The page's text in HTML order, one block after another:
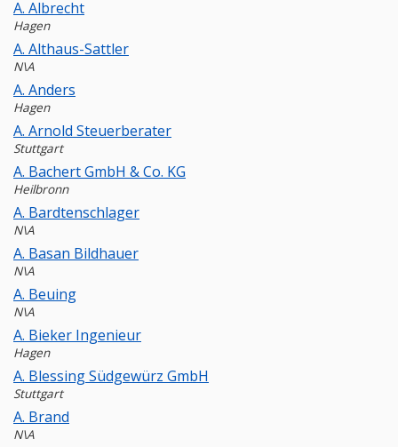
A. Albrecht
Hagen
A. Althaus-Sattler
N\A
A. Anders
Hagen
A. Arnold Steuerberater
Stuttgart
A. Bachert GmbH & Co. KG
Heilbronn
A. Bardtenschlager
N\A
A. Basan Bildhauer
N\A
A. Beuing
N\A
A. Bieker Ingenieur
Hagen
A. Blessing Südgewürz GmbH
Stuttgart
A. Brand
N\A